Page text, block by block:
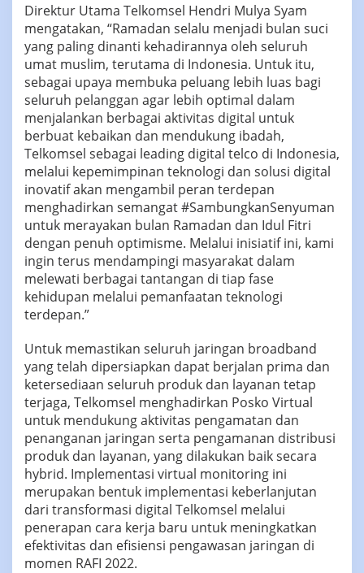
Direktur Utama Telkomsel Hendri Mulya Syam
mengatakan, “Ramadan selalu menjadi bulan suci
yang paling dinanti kehadirannya oleh seluruh
umat muslim, terutama di Indonesia. Untuk itu,
sebagai upaya membuka peluang lebih luas bagi
seluruh pelanggan agar lebih optimal dalam
menjalankan berbagai aktivitas digital untuk
berbuat kebaikan dan mendukung ibadah,
Telkomsel sebagai leading digital telco di Indonesia,
melalui kepemimpinan teknologi dan solusi digital
inovatif akan mengambil peran terdepan
menghadirkan semangat #SambungkanSenyuman
untuk merayakan bulan Ramadan dan Idul Fitri
dengan penuh optimisme. Melalui inisiatif ini, kami
ingin terus mendampingi masyarakat dalam
melewati berbagai tantangan di tiap fase
kehidupan melalui pemanfaatan teknologi
terdepan.”
Untuk memastikan seluruh jaringan broadband
yang telah dipersiapkan dapat berjalan prima dan
ketersediaan seluruh produk dan layanan tetap
terjaga, Telkomsel menghadirkan Posko Virtual
untuk mendukung aktivitas pengamatan dan
penanganan jaringan serta pengamanan distribusi
produk dan layanan, yang dilakukan baik secara
hybrid. Implementasi virtual monitoring ini
merupakan bentuk implementasi keberlanjutan
dari transformasi digital Telkomsel melalui
penerapan cara kerja baru untuk meningkatkan
efektivitas dan efisiensi pengawasan jaringan di
momen RAFI 2022.